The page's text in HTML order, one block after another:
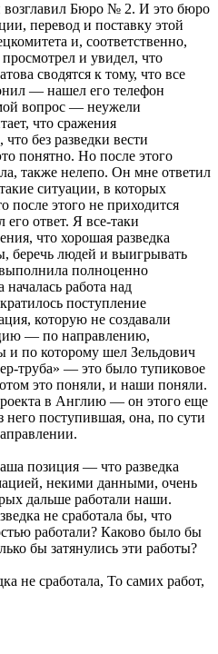
Бюро № 2. И это бюро
перевод и поставку этой
и, соответственно,
и увидел, что
сводятся к тому, что все
— нашел его телефон
вопрос — неужели
что сражения
без разведки вести
понятно. Но после этого
также нелепо. Он мне ответил
ситуации, в которых
после этого не приходится
ответ. Я все-таки
что хорошая разведка
беречь людей и выигрывать
полноценно
работа над
поступление
которую не создавали
— по направлению,
по которому шел Зельдович
труба» — это было тупиковое
это поняли, и наши поняли.
в Англию — он этого еще
поступившая, она, по сути
позиция — что разведка
некими данными, очень
дальше работали наши.
не сработала бы, что
работали? Каково было бы
бы затянулись эти работы?
не сработала, То самих работ,